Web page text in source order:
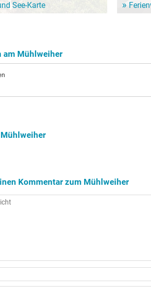
See-Karte
am Mühlweiher
Kommentar zum Mühlweiher